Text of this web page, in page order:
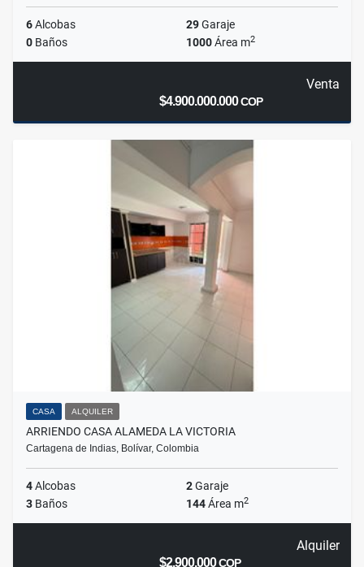
6Alcobas 29Garaje
0 Baños 1000Área m2
Venta
$4.900.000.000COP
CASA ALQUILER
ARRIENDO CASA ALAMEDA LA VICTORIA
Cartagena de Indias, Bolívar, Colombia
4Alcobas 2Garaje
3 Baños 144Área m2
Alquiler
$2.900.000COP